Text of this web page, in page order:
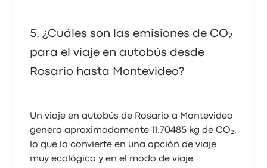
¿Cuáles son las emisiones de CO₂
para el viaje en autobús desde
Rosario hasta Montevideo?
Un viaje en autobús de Rosario a Montevideo
genera aproximadamente 11.70485 kg de CO₂,
lo que lo convierte en una opción de viaje
muy ecológica y en el modo de viaje